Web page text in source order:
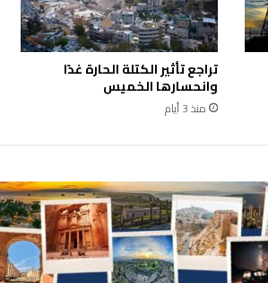
تراجع تأثير الكتلة الحارة غدًا
وانحسارها الخميس
منذ 3 أيام